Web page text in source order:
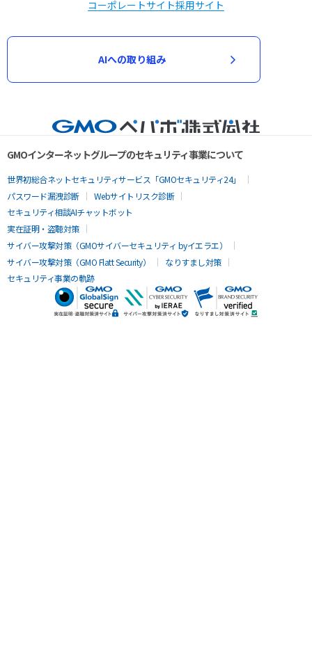
コーポレートサイト採用サイト
AIへの取り組み
GMOインターネットグループのセキュリティ事業について
世界初総合ネットセキュリティサービス「GMOセキュリティ24」
パスワード漏洩診断
Webサイトリスク診断
セキュリティ相談AIチャットボット
実在証明・盗聴対策
サイバー攻撃対策（GMOサイバーセキュリティ byイエラエ）
サイバー攻撃対策（GMO Flatt Security）
なりすまし対策
セキュリティ事業の軌跡